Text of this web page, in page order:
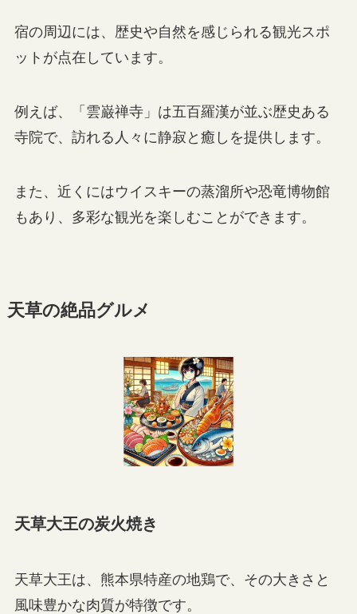
宿の周辺には、歴史や自然を感じられる観光スポ
ットが点在しています。
例えば、「雲巌禅寺」は五百羅漢が並ぶ歴史ある
寺院で、訪れる人々に静寂と癒しを提供します。
また、近くにはウイスキーの蒸溜所や恐竜博物館
もあり、多彩な観光を楽しむことができます。
天草の絶品グルメ
天草大王の炭火焼き
天草大王は、熊本県特産の地鶏で、その大きさと
風味豊かな肉質が特徴です。